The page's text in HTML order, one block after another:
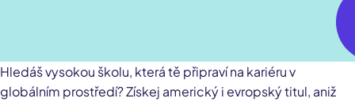
Hledáš vysokou školu, která tě připraví na kariéru v
globálním prostředí? Získej americký i evropský titul, aniž